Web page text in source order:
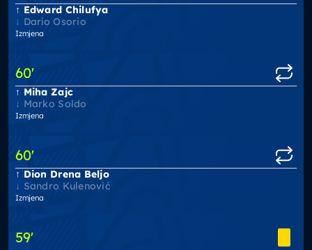
Edward Chilufya
Darío Osorio
Izmjena
60'
Miha Zajc
Marko Soldo
Izmjena
60'
Dion Drena Beljo
Sandro Kulenović
Izmjena
59'